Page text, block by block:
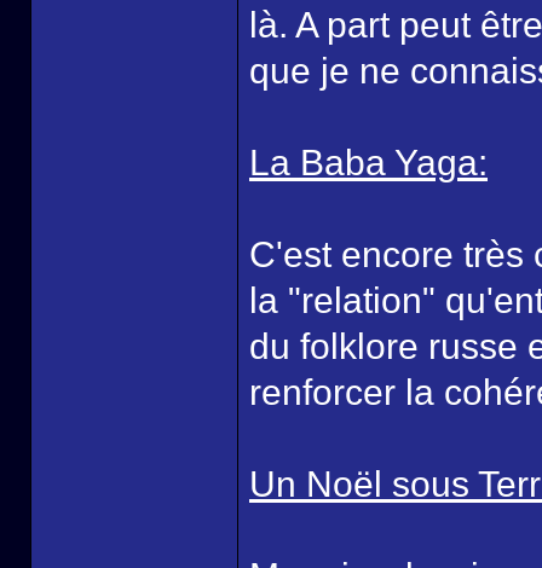
là. A part peut
que je ne
La Baba Yaga:
C'est encore très
la "relation"
du folklore russe
renforcer la
Un Noël sous